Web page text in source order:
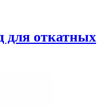
для откатных